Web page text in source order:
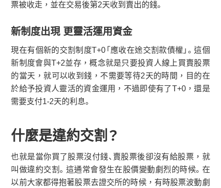
票被收走，並在交易後第2天收到賣出的錢。
新制度出現 更靈活運用資金
現在有個新的交割制度T+0「應收在途交割款債權」。這個
新制度會與T+2並存，概念就是只要投資人線上買賣股票
的當天，就可以收到錢，不需要等待2天的時間，目的在
於給予投資人靈活的資金運用，不過即使有了T+0，還是
需要支付1-2天的利息。
什麼是違約交割？
也就是當你買了股票沒付錢、賣股票後卻沒有給股票，就
叫做違約交割。這通常會發生在股價變動劇烈的時候。在
以前大家都得抱著股票去證交所的時候，有時股票波動劇